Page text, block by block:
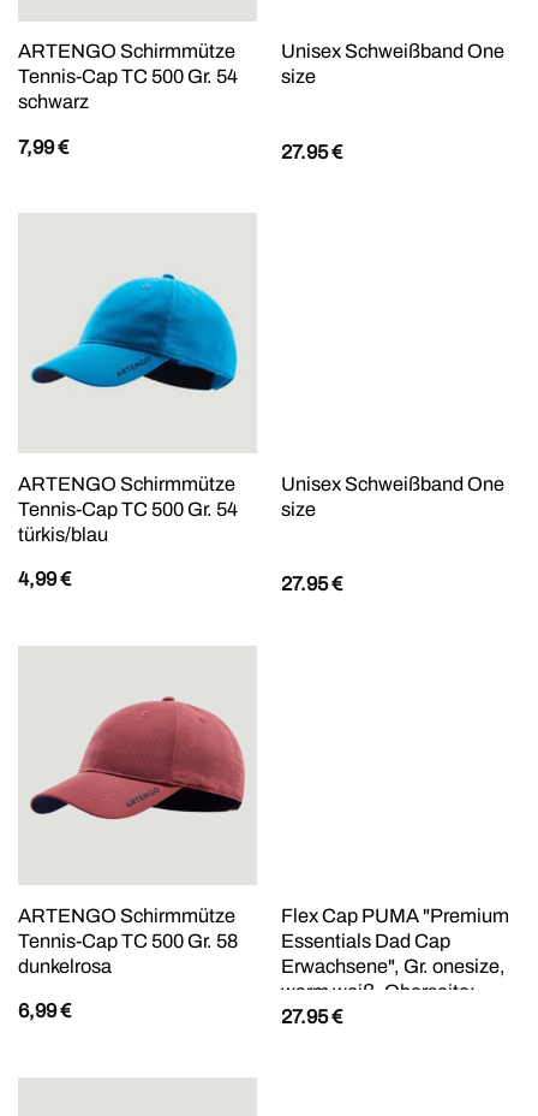
ARTENGO Schirmmütze
Tennis-Cap TC 500 Gr. 54
schwarz
7,99€
Unisex Schweißband One
size
27.95€
ARTENGO Schirmmütze
Tennis-Cap TC 500 Gr. 54
türkis/blau
4,99€
Unisex Schweißband One
size
27.95€
ARTENGO Schirmmütze
Tennis-Cap TC 500 Gr. 58
dunkelrosa
6,99€
Flex Cap PUMA "Premium
Essentials Dad Cap
Erwachsene", Gr. onesize,
warm weiß, Oberseite:
100% Baumwolle. Unteres
27.95€